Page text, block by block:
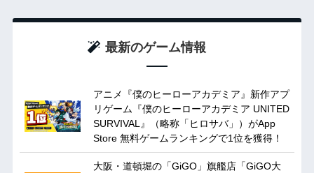
最新のゲーム情報
アニメ『僕のヒーローアカデミア』新作アプ
リゲーム『僕のヒーローアカデミア UNITED
SURVIVAL』（略称「ヒロサバ」）がApp
Store 無料ゲームランキングで1位を獲得！
大阪・道頓堀の「GiGO」旗艦店「GiGO大